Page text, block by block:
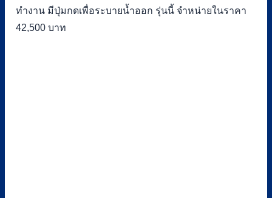
ทำงาน มีปุ่มกดเพื่อระบายน้ำออก รุ่นนี้ จำหน่ายในราคา
42,500 บาท